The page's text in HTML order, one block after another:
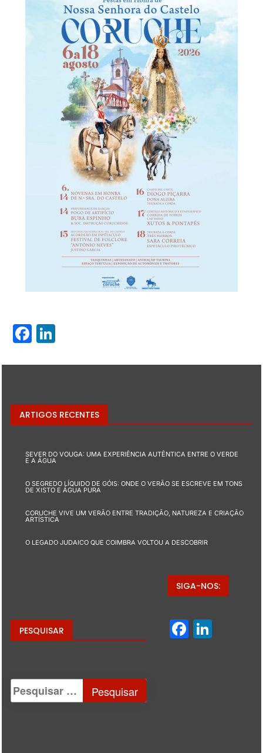
Facebook
ARTIGOS RECENTES
SEVER DO VOUGA: UMA EXPERIÊNCIA AUTÊNTICA ENTRE O VERDE
E A ÁGUA
O SEGREDO LÍQUIDO DE GÓIS: ONDE O VERÃO SE ESCREVE EM TONS
DE XISTO E ÁGUA PURA
CORUCHE VIVE UM VERÃO ENTRE TRADIÇÃO, NATUREZA E CRIAÇÃO
ARTÍSTICA
O LEGADO JUDAICO QUE COIMBRA VOLTOU A DESCOBRIR
PESQUISAR
SIGA-NOS: